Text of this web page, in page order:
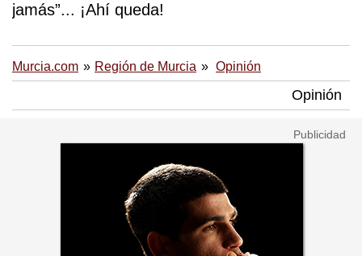
jamás”... ¡Ahí queda!
Murcia.com Región de Murcia Opinión
Opinión